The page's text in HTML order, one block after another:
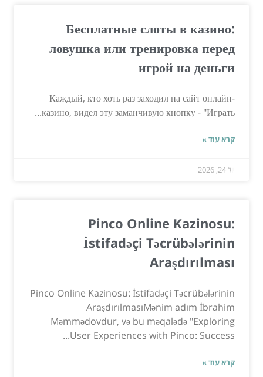
Бесплатные слоты в казино:
ловушка или тренировка перед
игрой на деньги
Каждый, кто хоть раз заходил на сайт онлайн-
казино, видел эту заманчивую кнопку - "Играть...
קרא עוד »
יול 24, 2026
Pinco Online Kazinosu:
İstifadəçi Təcrübələrinin
Araşdırılması
Pinco Online Kazinosu: İstifadəçi Təcrübələrinin
AraşdırılmasıMənim adım İbrahim
Məmmədovdur, və bu məqalədə "Exploring
User Experiences with Pinco: Success...
קרא עוד »